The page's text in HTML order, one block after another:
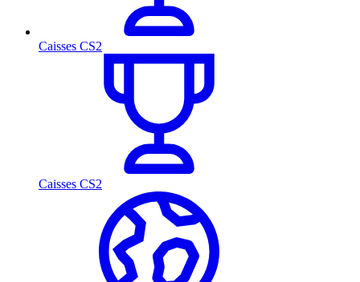
Caisses CS2
Caisses CS2